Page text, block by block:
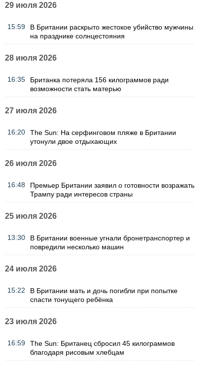
29 июля 2026
15:59
В Британии раскрыто жестокое убийство мужчины
на празднике солнцестояния
28 июля 2026
16:35
Британка потеряла 156 килограммов ради
возможности стать матерью
27 июля 2026
16:20
The Sun: На серфинговом пляже в Британии
утонули двое отдыхающих
26 июля 2026
16:48
Премьер Британии заявил о готовности возражать
Трампу ради интересов страны
25 июля 2026
13:30
В Британии военные угнали бронетранспортер и
повредили несколько машин
24 июля 2026
15:22
В Британии мать и дочь погибли при попытке
спасти тонущего ребёнка
23 июля 2026
16:59
The Sun: Британец сбросил 45 килограммов
благодаря рисовым хлебцам